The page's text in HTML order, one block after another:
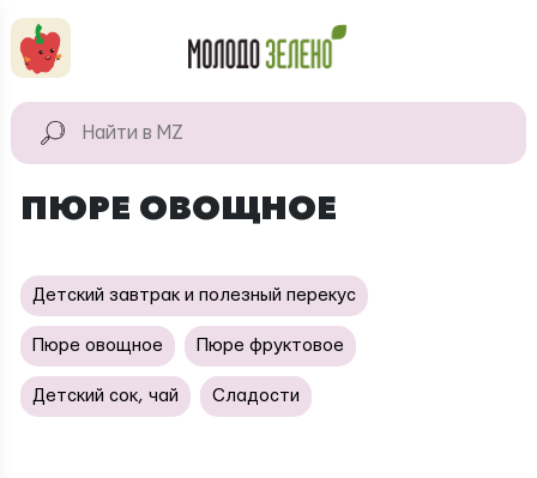
КАТАЛОГ
продукты
Натуральная
косметика
ПЮРЕ ОВОЩНОЕ
Детский завтрак и полезный перекус
Пюре овощное Пюре фруктовое
Детский сок, чай Сладости